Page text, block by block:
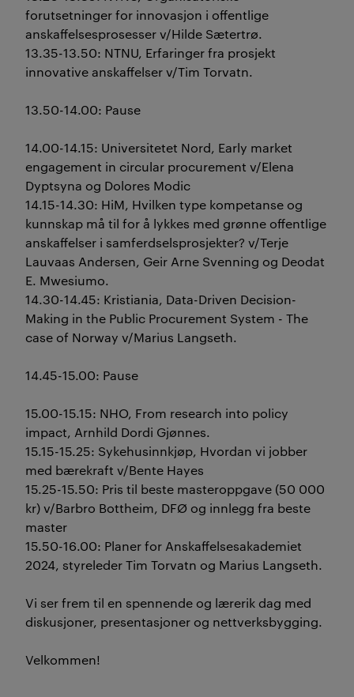
forutsetninger for innovasjon i offentlige
anskaffelsesprosesser v/Hilde Sætertrø.
13.35-13.50: NTNU, Erfaringer fra prosjekt
innovative anskaffelser v/Tim Torvatn.
13.50-14.00: Pause
14.00-14.15: Universitetet Nord, Early market
engagement in circular procurement v/Elena
Dyptsyna og Dolores Modic
14.15-14.30: HiM, Hvilken type kompetanse og
kunnskap må til for å lykkes med grønne offentlige
anskaffelser i samferdselsprosjekter? v/Terje
Lauvaas Andersen, Geir Arne Svenning og Deodat
E. Mwesiumo.
14.30-14.45: Kristiania, Data-Driven Decision-
Making in the Public Procurement System - The
case of Norway v/Marius Langseth.
14.45-15.00: Pause
15.00-15.15: NHO, From research into policy
impact, Arnhild Dordi Gjønnes.
15.15-15.25: Sykehusinnkjøp, Hvordan vi jobber
med bærekraft v/Bente Hayes
15.25-15.50: Pris til beste masteroppgave (50 000
kr) v/Barbro Bottheim, DFØ og innlegg fra beste
master
15.50-16.00: Planer for Anskaffelsesakademiet
2024, styreleder Tim Torvatn og Marius Langseth.
Vi ser frem til en spennende og lærerik dag med
diskusjoner, presentasjoner og nettverksbygging.
Velkommen!